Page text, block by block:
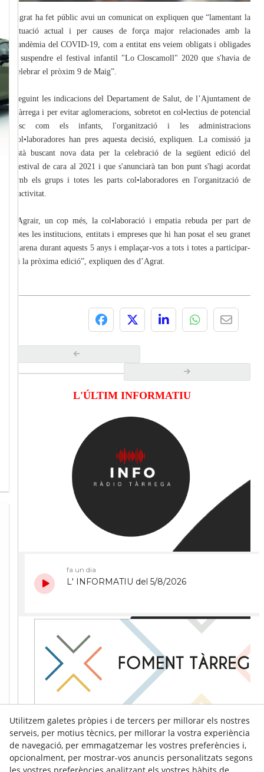
Agrat ha fet públic avui un comunicat on expliquen que “lamentant la
situació actual i per causes de força major relacionades amb la
pandèmia del COVID-19, com a entitat ens veiem obligats i obligades
a suspendre el festival infantil "Lo Closcamoll" 2020 que s'havia de
celebrar el pròxim 9 de Maig”.
Seguint les indicacions del Departament de Salut, de l’Ajuntament de
Tàrrega i per evitar aglomeracions, sobretot en col•lectius de potencial
risc com els infants, l'organització i les administracions
col•laboradores han pres aquesta decisió, expliquen. La comissió ja
està buscant nova data per la celebració de la següent edició del
Festival de cara al 2021 i que s'anunciarà tan bon punt s'hagi acordat
amb els grups i totes les parts col•laboradores en l'organització de
l'activitat.
“Agrair, un cop més, la col•laboració i empatia rebuda per part de
totes les institucions, entitats i empreses que hi han posat el seu granet
d'arena durant aquests 5 anys i emplaçar-vos a tots i totes a participar-
hi la pròxima edició”, expliquen des d’Agrat.
L'ÚLTIM INFORMATIU
Utilitzem galetes pròpies i de tercers per millorar els nostres
serveis, per motius tècnics, per millorar la vostra experiència
de navegació, per emmagatzemar les vostres preferències i,
opcionalment, per mostrar-vos anuncis personalitzats segons